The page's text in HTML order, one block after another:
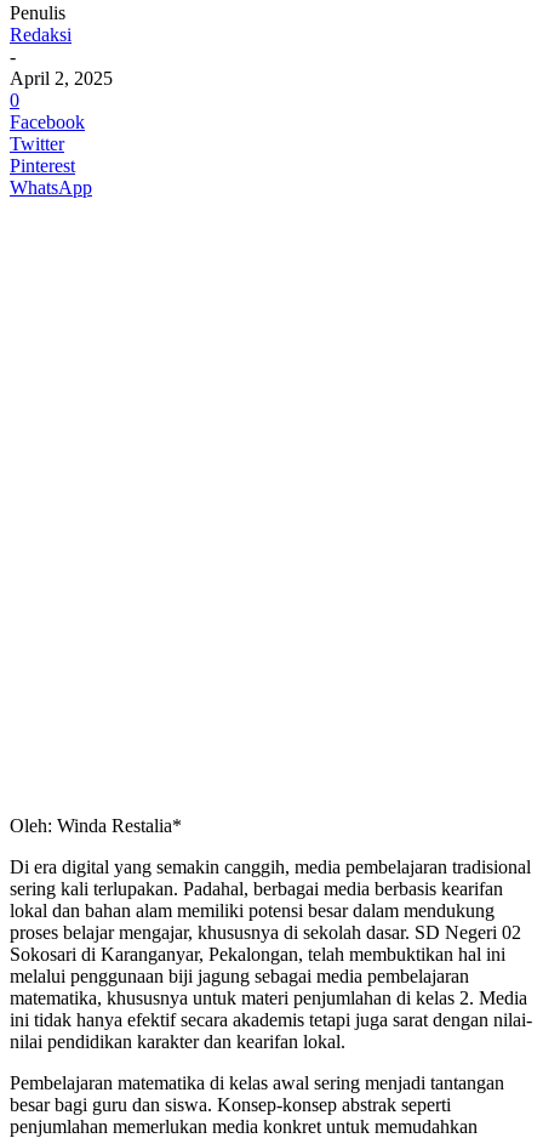
Penulis
Redaksi
-
April 2, 2025
0
Facebook
Twitter
Pinterest
WhatsApp
Oleh: Winda Restalia*
Di era digital yang semakin canggih, media pembelajaran tradisional
sering kali terlupakan. Padahal, berbagai media berbasis kearifan
lokal dan bahan alam memiliki potensi besar dalam mendukung
proses belajar mengajar, khususnya di sekolah dasar. SD Negeri 02
Sokosari di Karanganyar, Pekalongan, telah membuktikan hal ini
melalui penggunaan biji jagung sebagai media pembelajaran
matematika, khususnya untuk materi penjumlahan di kelas 2. Media
ini tidak hanya efektif secara akademis tetapi juga sarat dengan nilai-
nilai pendidikan karakter dan kearifan lokal.
Pembelajaran matematika di kelas awal sering menjadi tantangan
besar bagi guru dan siswa. Konsep-konsep abstrak seperti
penjumlahan memerlukan media konkret untuk memudahkan